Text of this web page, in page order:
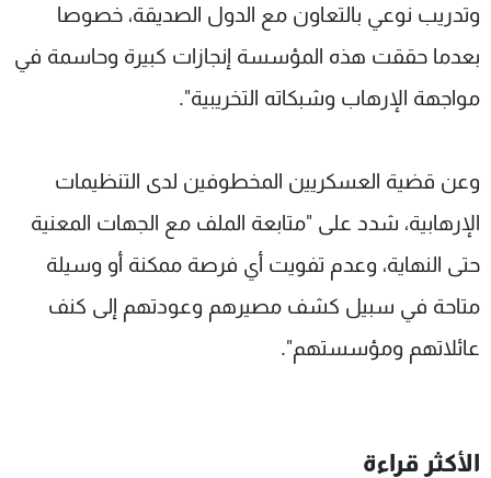
وتدريب نوعي بالتعاون مع الدول الصديقة، خصوصا
بعدما حققت هذه المؤسسة إنجازات كبيرة وحاسمة في
مواجهة الإرهاب وشبكاته التخريبية".
وعن قضية العسكريين المخطوفين لدى التنظيمات
الإرهابية، شدد على "متابعة الملف مع الجهات المعنية
حتى النهاية، وعدم تفويت أي فرصة ممكنة أو وسيلة
متاحة في سبيل كشف مصيرهم وعودتهم إلى كنف
عائلاتهم ومؤسستهم".
الأكثر قراءة